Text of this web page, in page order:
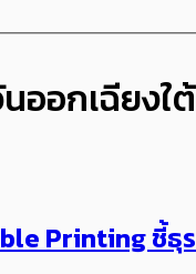
ออกเฉียงใต้
Printing